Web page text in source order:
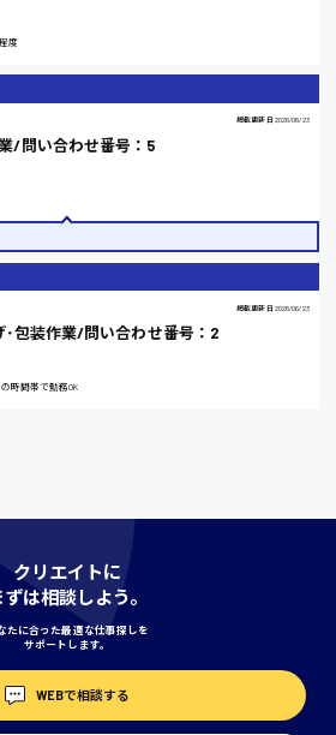
度
掲載更新日 2026/06/23
/問い合わせ番号：5
掲載更新日 2026/06/23
包装作業/問い合わせ番号：2
時間帯で勤務OK
クリエイトに
ずは相談しよう。
たに合った最適な仕事探しを
サポートします。
WEBで相談する